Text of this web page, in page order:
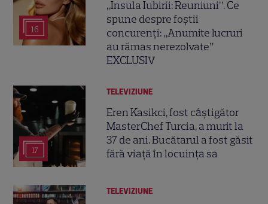
16
„Insula Iubirii: Reuniuni”. Ce
spune despre foștii
concurenți: „Anumite lucruri
au rămas nerezolvate”
EXCLUSIV
17
TELEVIZIUNE
Eren Kasikci, fost câștigător
MasterChef Turcia, a murit la
37 de ani. Bucătarul a fost găsit
fără viață în locuința sa
TELEVIZIUNE